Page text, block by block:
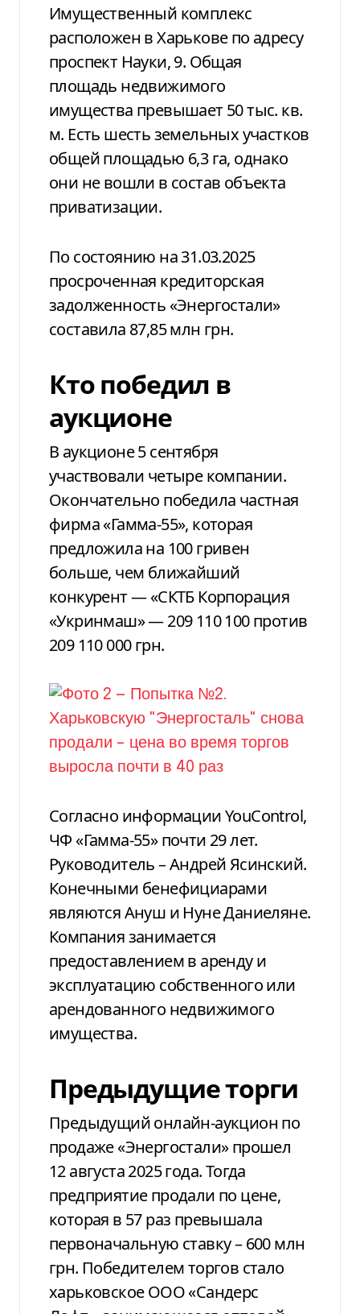
Имущественный комплекс
расположен в Харькове по адресу
проспект Науки, 9. Общая
площадь недвижимого
имущества превышает 50 тыс. кв.
м. Есть шесть земельных участков
общей площадью 6,3 га, однако
они не вошли в состав объекта
приватизации.
По состоянию на 31.03.2025
просроченная кредиторская
задолженность «Энергостали»
составила 87,85 млн грн.
Кто победил в
аукционе
В аукционе 5 сентября
участвовали четыре компании.
Окончательно победила частная
фирма «Гамма-55», которая
предложила на 100 гривен
больше, чем ближайший
конкурент — «СКТБ Корпорация
«Укринмаш» — 209 110 100 против
209 110 000 грн.
Согласно информации YouControl,
ЧФ «Гамма-55» почти 29 лет.
Руководитель – Андрей Ясинский.
Конечными бенефициарами
являютсяАнуш и Нуне Даниеляне.
Компания занимается
предоставлением в аренду и
эксплуатацию собственного или
арендованного недвижимого
имущества.
Предыдущие торги
Предыдущий онлайн-аукцион по
продаже «Энергостали» прошел
12 августа 2025 года. Тогда
предприятие продали по цене,
которая в 57 раз превышала
первоначальную ставку – 600 млн
грн. Победителем торгов стало
харьковское ООО «Сандерс